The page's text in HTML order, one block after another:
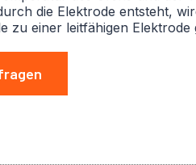
die Elektrode entsteht,
zu einer leitfähigen Elektrode